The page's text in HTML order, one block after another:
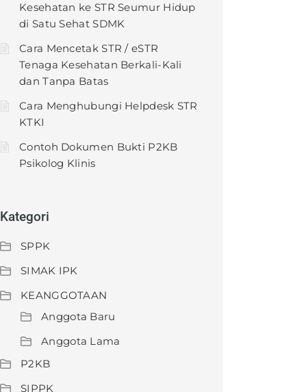
Kesehatan ke STR Seumur Hidup
di Satu Sehat SDMK
Cara Mencetak STR / eSTR
Tenaga Kesehatan Berkali-Kali
dan Tanpa Batas
Cara Menghubungi Helpdesk STR
KTKI
Contoh Dokumen Bukti P2KB
Psikolog Klinis
Kategori
SPPK
SIMAK IPK
KEANGGOTAAN
Anggota Baru
Anggota Lama
P2KB
SIPPK